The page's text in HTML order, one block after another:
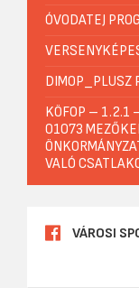
ÓVODATEJ
DIMOP_PLUSZ
KÖFOP – 1.2.1
01073
VALÓ
VÁROSI